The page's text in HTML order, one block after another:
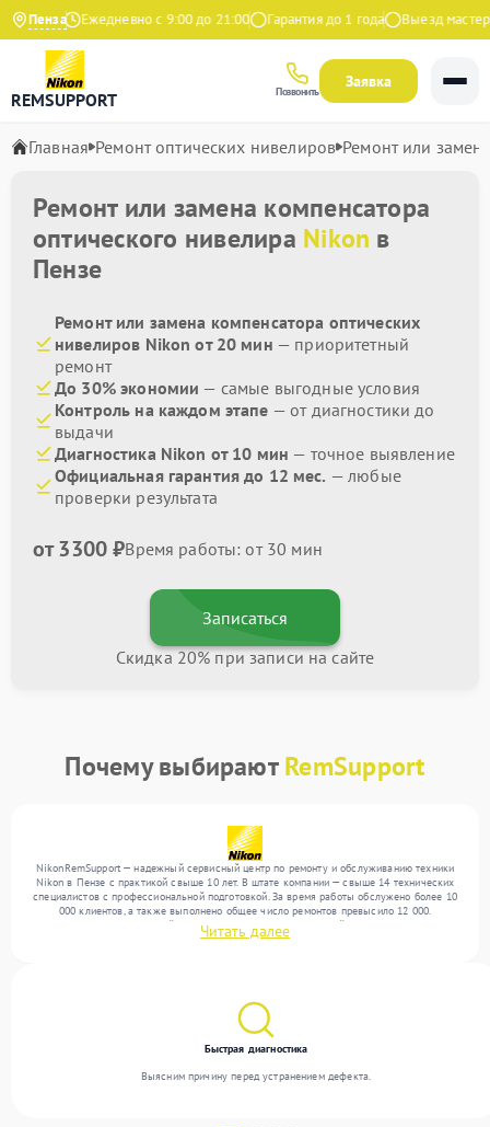
ПензаЕжедневно с 9:00 до 21:00 Гарантия до 1 года Выезд мастера
REMSUPPORT Позвонить
Заявка
Главная Ремонт оптических нивелиров Ремонт или
Ремонт или замена компенсатора
оптического нивелира Nikon в
Пензе
Ремонт или замена компенсатора оптических
нивелиров Nikon от 20 мин — приоритетный
ремонт
До 30% экономии — самые выгодные условия
Контроль на каждом этапе — от диагностики до
выдачи
Диагностика Nikon от 10 мин — точное выявление
Официальная гарантия до 12 мес. — любые
проверки результата
от 3300 ₽Время работы: от 30 мин
Записаться
Скидка 20% при записи на сайте
Почему выбираютRemSupport
NikonRemSupport — надежный сервисный центр по ремонту и обслуживанию техники
Nikon в Пензе с практикой свыше 10 лет. В штате компании — свыше 14 технических
специалистов с профессиональной подготовкой. За время работы обслужено более 10
000 клиентов, а также выполнено общее число ремонтов превысило 12 000.
Ежемесячно в сервисный центр поступает более 300 устройств, включая , , . Мы
работаем с широким спектром неисправностей и предлагаем стабильный уровень
Читать далее
Быстрая диагностика
Выясним причину перед устранением дефекта.